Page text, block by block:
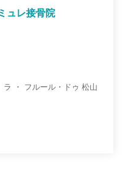
ュレ接骨院
・ フルール・ドゥ 松山